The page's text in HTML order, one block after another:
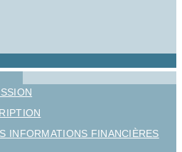
INFORMATIONS FINANCIÈRES